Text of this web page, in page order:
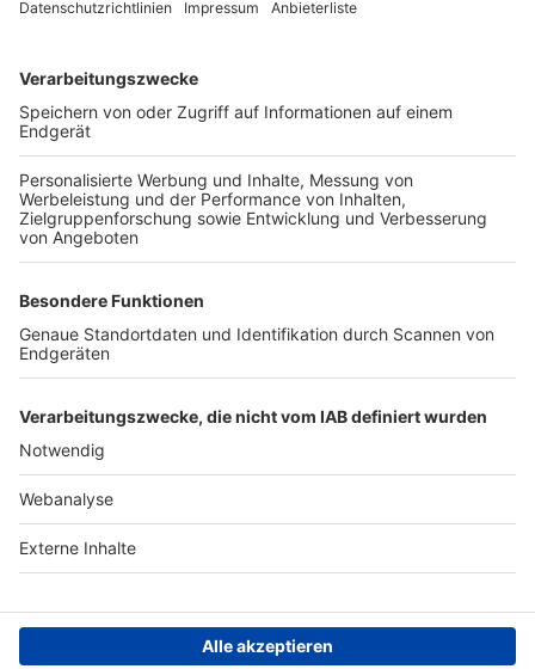
TOP-VEREINE
TOP-PARTNER
Nutzungsbedingungen Datenschutz Impressum